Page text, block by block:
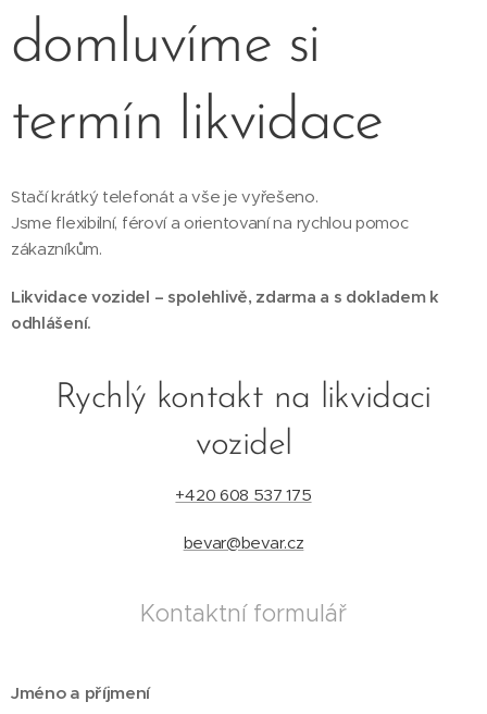
domluvíme si
termín likvidace
Stačí krátký telefonát a vše je vyřešeno.
Jsme flexibilní, féroví a orientovaní na rychlou pomoc
zákazníkům.
Likvidace vozidel – spolehlivě, zdarma a s dokladem k
odhlášení.
Rychlý kontakt na likvidaci
vozidel
+420 608 537 175
bevar@bevar.cz
Kontaktní formulář
Jméno a příjmení